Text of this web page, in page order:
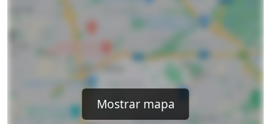
Mostrar mapa